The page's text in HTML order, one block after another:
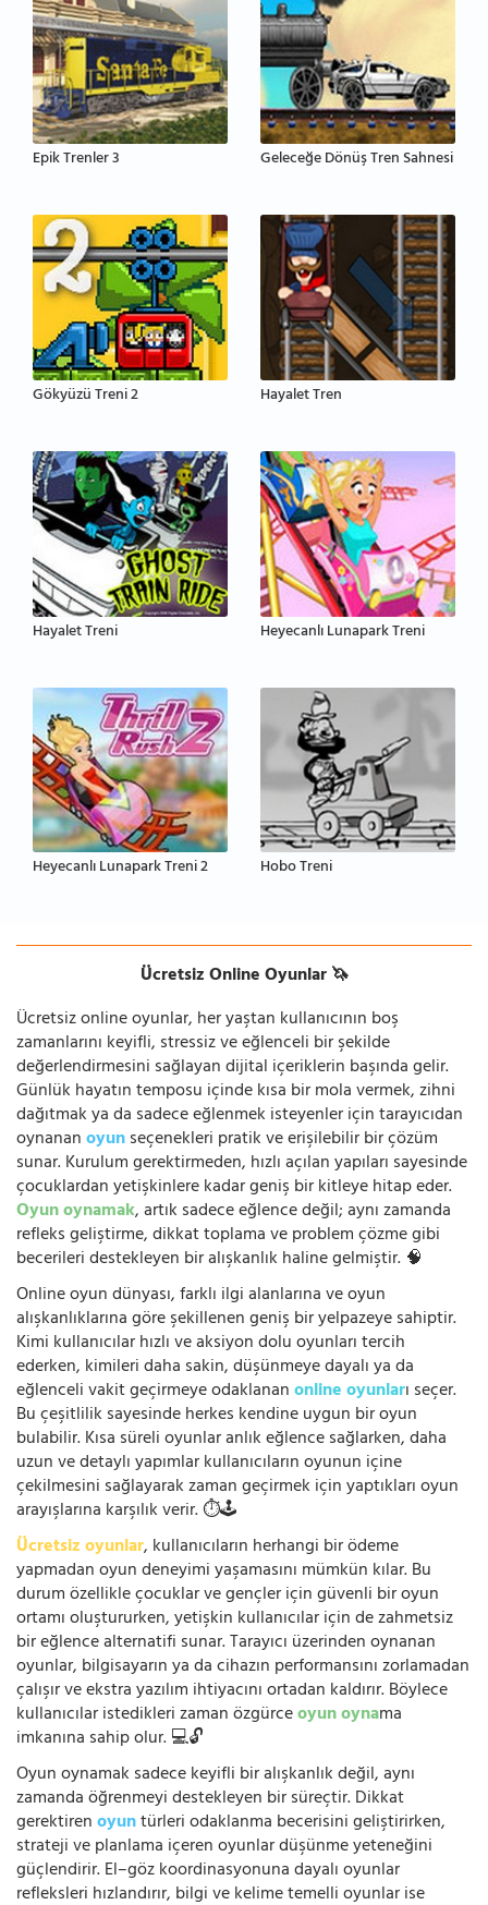
Epik Trenler 3 Geleceğe Dönüş Tren Sahnesi
Gökyüzü Treni 2 Hayalet Tren
Hayalet Treni Heyecanlı Lunapark Treni
Heyecanlı Lunapark Treni 2 Hobo Treni
Ücretsiz Online Oyunlar 🦄
Ücretsiz online oyunlar, her yaştan kullanıcının boş
zamanlarını keyifli, stressiz ve eğlenceli bir şekilde
değerlendirmesini sağlayan dijital içeriklerin başında gelir.
Günlük hayatın temposu içinde kısa bir mola vermek, zihni
dağıtmak ya da sadece eğlenmek isteyenler için tarayıcıdan
oynananoyunseçenekleri pratik ve erişilebilir bir çözüm
sunar. Kurulum gerektirmeden, hızlı açılan yapıları sayesinde
çocuklardan yetişkinlere kadar geniş bir kitleye hitap eder.
Oyun oynamak, artık sadece eğlence değil; aynı zamanda
refleks geliştirme, dikkat toplama ve problem çözme gibi
becerileri destekleyen bir alışkanlık haline gelmiştir. 🧠
Online oyun dünyası, farklı ilgi alanlarına ve oyun
alışkanlıklarına göre şekillenen geniş bir yelpazeye sahiptir.
Kimi kullanıcılar hızlı ve aksiyon dolu oyunları tercih
ederken, kimileri daha sakin, düşünmeye dayalı ya da
eğlenceli vakit geçirmeye odaklananonline oyunları seçer.
Bu çeşitlilik sayesinde herkes kendine uygun bir oyun
bulabilir. Kısa süreli oyunlar anlık eğlence sağlarken, daha
uzun ve detaylı yapımlar kullanıcıların oyunun içine
çekilmesini sağlayarak zaman geçirmek için yaptıkları oyun
arayışlarına karşılık verir. ⏱️🕹️
Ücretsiz oyunlar, kullanıcıların herhangi bir ödeme
yapmadan oyun deneyimi yaşamasını mümkün kılar. Bu
durum özellikle çocuklar ve gençler için güvenli bir oyun
ortamı oluştururken, yetişkin kullanıcılar için de zahmetsiz
bir eğlence alternatifi sunar. Tarayıcı üzerinden oynanan
oyunlar, bilgisayarın ya da cihazın performansını zorlamadan
çalışır ve ekstra yazılım ihtiyacını ortadan kaldırır. Böylece
kullanıcılar istedikleri zaman özgürceoyun oynama
imkanına sahip olur. 💻🔓
Oyun oynamak sadece keyifli bir alışkanlık değil, aynı
zamanda öğrenmeyi destekleyen bir süreçtir. Dikkat
gerektirenoyuntürleri odaklanma becerisini geliştirirken,
strateji ve planlama içeren oyunlar düşünme yeteneğini
güçlendirir. El–göz koordinasyonuna dayalı oyunlar
refleksleri hızlandırır, bilgi ve kelime temelli oyunlar ise